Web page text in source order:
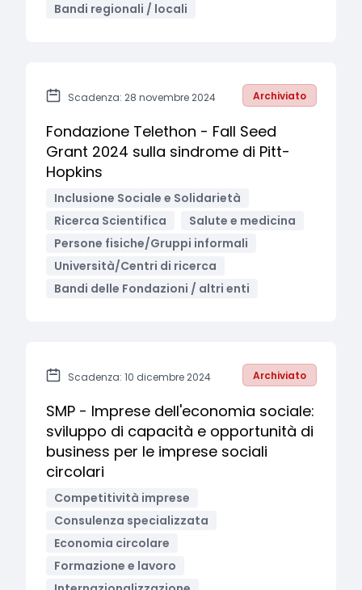
Bandi regionali / locali
Scadenza: 28 novembre 2024 Archiviato
Fondazione Telethon - Fall Seed
Grant 2024 sulla sindrome di Pitt-
Hopkins
Inclusione Sociale e Solidarietà
Ricerca Scientifica
Salute e medicina
Persone fisiche/Gruppi informali
Università/Centri di ricerca
Bandi delle Fondazioni / altri enti
Scadenza: 10 dicembre 2024 Archiviato
SMP - Imprese dell'economia sociale:
sviluppo di capacità e opportunità di
business per le imprese sociali
circolari
Competitività imprese
Consulenza specializzata
Economia circolare
Formazione e lavoro